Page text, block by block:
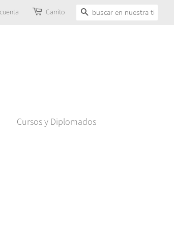
Carrito Buscar
Cursos y Diplomados